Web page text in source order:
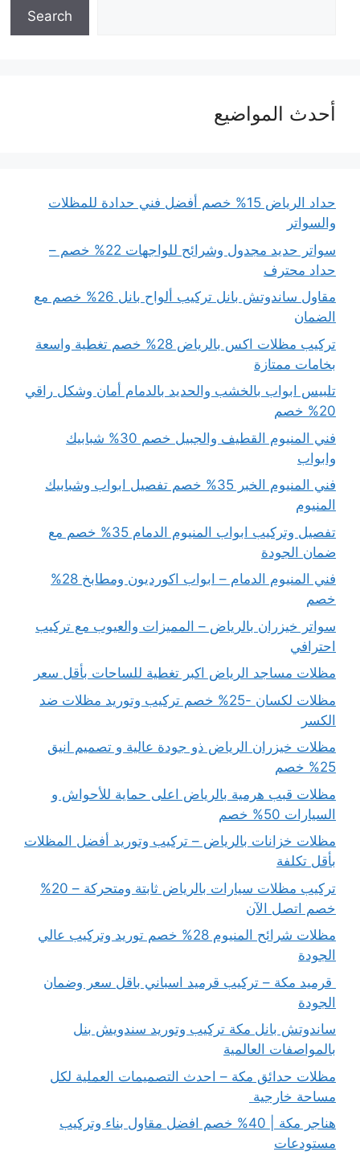
Search
أحدث المواضيع
حداد الرياض 15% خصم أفضل فني حدادة للمظلات
والسواتر
سواتر حديد مجدول وشرائح للواجهات 22% خصم –
حداد محترف
مقاول ساندوتش بانل تركيب ألواح بانل 26% خصم مع
الضمان
تركيب مظلات اكس بالرياض 28% خصم تغطية واسعة
بخامات ممتازة
تلبيس ابواب بالخشب والحديد بالدمام أمان وشكل راقي
20% خصم
فني المنيوم القطيف والجبيل خصم 30% شبابيك
وابواب
فني المنيوم الخبر 35% خصم تفصيل ابواب وشبابيك
المنيوم
تفصيل وتركيب ابواب المنيوم الدمام 35% خصم مع
ضمان الجودة
فني المنيوم الدمام – ابواب اكورديون ومطابخ 28%
خصم
سواتر خيزران بالرياض – المميزات والعيوب مع تركيب
احترافي
مظلات مساجد الرياض اكبر تغطية للساحات بأقل سعر
مظلات لكسان -25% خصم تركيب وتوريد مظلات ضد
الكسر
مظلات خيزران الرياض ذو جودة عالية و تصميم انيق
25% خصم
مظلات قبب هرمية بالرياض اعلى حماية للأحواش و
السيارات 50% خصم
مظلات خزانات بالرياض – تركيب وتوريد أفضل المظلات
بأقل تكلفة
تركيب مظلات سيارات بالرياض ثابتة ومتحركة – 20%
خصم اتصل الآن
مظلات شرائح المنيوم 28% خصم توريد وتركيب عالي
الجودة
قرميد مكة – تركيب قرميد اسباني باقل سعر وضمان
الجودة
ساندوتش بانل مكة تركيب وتوريد سندويش بنل
بالمواصفات العالمية
مظلات حدائق مكة – احدث التصميمات العملية لكل
مساحة خارجية
هناجر مكة | 40% خصم افضل مقاول بناء وتركيب
مستودعات